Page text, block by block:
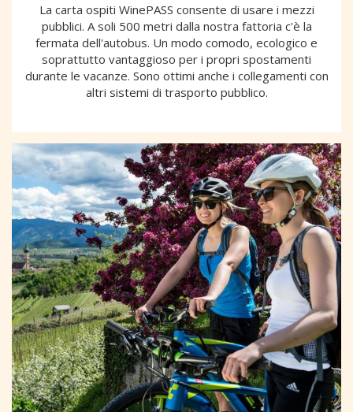
La carta ospiti WinePASS consente di usare i mezzi
pubblici. A soli 500 metri dalla nostra fattoria c'è la
fermata dell'autobus. Un modo comodo, ecologico e
soprattutto vantaggioso per i propri spostamenti
durante le vacanze. Sono ottimi anche i collegamenti con
altri sistemi di trasporto pubblico.